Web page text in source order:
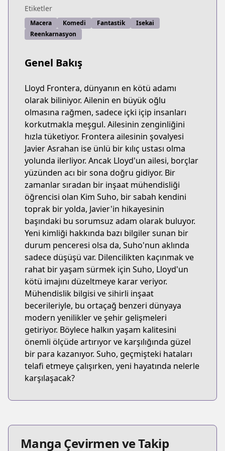
Etiketler
Macera Komedi Fantastik
Isekai
Reenkarnasyon
Genel Bakış
Lloyd Frontera, dünyanın en kötü adamı
olarak biliniyor. Ailenin en büyük oğlu
olmasına rağmen, sadece içki içip insanları
korkutmakla meşgul. Ailesinin zenginliğini
hızla tüketiyor. Frontera ailesinin şovalyesi
Javier Asrahan ise ünlü bir kılıç ustası olma
yolunda ilerliyor. Ancak Lloyd'un ailesi, borçlar
yüzünden acı bir sona doğru gidiyor. Bir
zamanlar sıradan bir inşaat mühendisliği
öğrencisi olan Kim Suho, bir sabah kendini
toprak bir yolda, Javier'in hikayesinin
başındaki bu sorumsuz adam olarak buluyor.
Yeni kimliği hakkında bazı bilgiler sunan bir
durum penceresi olsa da, Suho'nun aklında
sadece düşüşü var. Dilencilikten kaçınmak ve
rahat bir yaşam sürmek için Suho, Lloyd'un
kötü imajını düzeltmeye karar veriyor.
Mühendislik bilgisi ve sihirli inşaat
becerileriyle, bu ortaçağ benzeri dünyaya
modern yenilikler ve şehir gelişmeleri
getiriyor. Böylece halkın yaşam kalitesini
önemli ölçüde artırıyor ve karşılığında güzel
bir para kazanıyor. Suho, geçmişteki hataları
telafi etmeye çalışırken, yeni hayatında nelerle
karşılaşacak?
Manga Çevirmen ve Takip